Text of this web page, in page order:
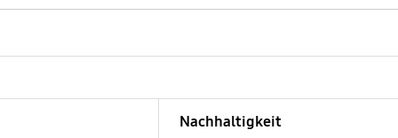
Nachhaltigkeit